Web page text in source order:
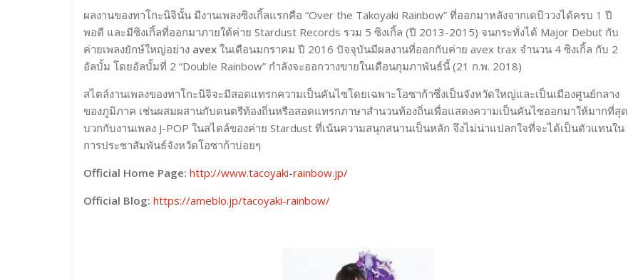
ผลงานของทาโกะนิจินั้น มีงานเพลงซิงเกิ้ลแรกคือ “Over the Takoyaki Rainbow” ที่ออกมาหลังจากเดบิววงได้ครบ 1 ปี
พอดี และมีซิงเกิ้ลที่ออกมาภายใต้ค่าย Stardust Records รวม 5 ซิงเกิ้ล (ปี 2013-2015) จนกระทั่งได้ Major Debut กับ
ค่ายเพลงยักษ์ใหญ่อย่าง avex ในเดือนมกราคม ปี 2016 ปัจจุบันมีผลงานที่ออกกับค่าย avex trax จำนวน 4 ซิงเกิ้ล กับ 2
อัลบั้ม โดยอัลบั้มที่ 2 “Double Rainbow” กำลังจะออกวางขายในเดือนกุมภาพันธ์นี้ (21 ก.พ. 2018)
สไตล์งานเพลงของทาโกะนิจิจะมีสอดแทรกความเป็นคันไซโดยเฉพาะโอซาก้าซึ่งเป็นจังหวัดใหญ่และเป็นเมืองศูนย์กลาง
ของภูมิภาค เช่นผสมผสานกับดนตรีท้องถิ่นหรือสอดแทรกภาษาสำนวนท้องถิ่นเพื่อแสดงความเป็นคันไซออกมาให้มากที่สุด
บวกกับงานเพลง J-POP ในสไตล์ของค่าย Stardust ที่เน้นความสนุกสนานเป็นหลัก จึงไม่น่าแปลกใจที่จะได้เป็นตัวแทนใน
การประชาสัมพันธ์จังหวัดโอซาก้าบ่อยๆ
Official Home Page: http://www.tacoyaki-rainbow.jp/
Official Blog: https://ameblo.jp/tacoyaki-rainbow/